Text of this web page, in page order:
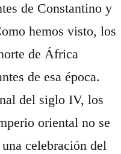
de Constantino y
hemos visto, los
de África
de esa época.
del siglo IV, los
oriental no se
celebración del